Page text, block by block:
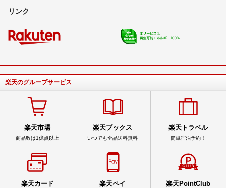
リンク
楽天のグループサービス
楽天市場
商品数は1億点以上
楽天ブックス
いつでも全品送料無料
楽天トラベル
簡単宿泊予約！
楽天カード 楽天ペイ 楽天PointClub